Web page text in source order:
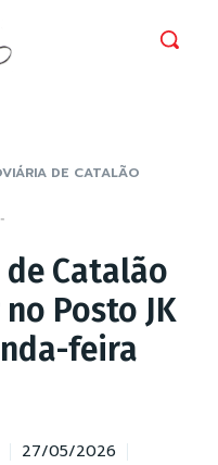
DE CATALÃO
Catalão
Posto JK
feira
27/05/2026